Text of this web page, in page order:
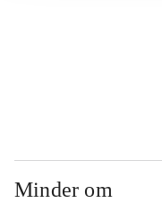
Minder om